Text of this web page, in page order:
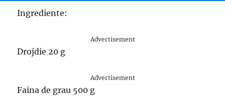
Ingrediente:
Advertisement
Drojdie 20 g
Advertisement
Faina de grau 500 g